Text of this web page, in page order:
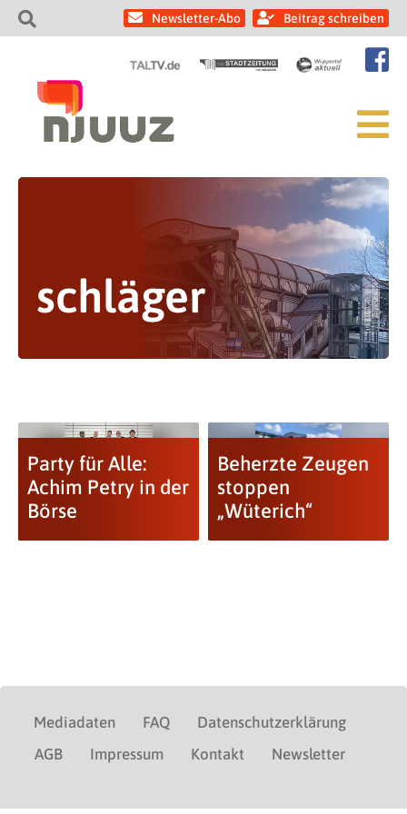
Newsletter-Abo Beitrag schreiben
schläger
Party für Alle:
Achim Petry in der
Börse
Beherzte Zeugen
stoppen
„Wüterich“
Mediadaten FAQ
Datenschutzerklärung
AGB
Impressum Kontakt Newsletter